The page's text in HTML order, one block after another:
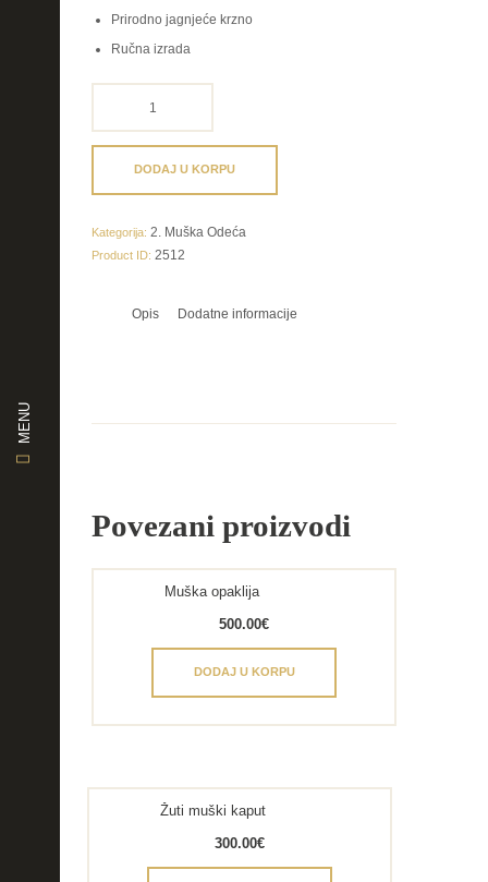
MENU
Prirodno jagnjeće krzno
Ručna izrada
količinaDODAJ U KORPU
Kategorija: 2. Muška Odeća
Product ID: 2512
Opis Dodatne informacije
Povezani proizvodi
Muška opaklija
500.00€
DODAJ U KORPU
Žuti muški kaput
300.00€